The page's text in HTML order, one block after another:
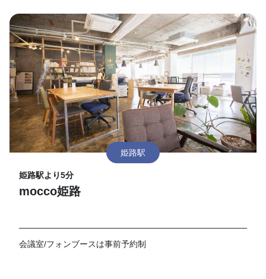
姫路駅
姫路駅より5分
mocco姫路
会議室/フォンブースは事前予約制